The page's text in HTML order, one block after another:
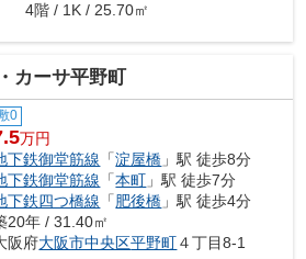
4階 / 1K / 25.70㎡
カーサ平野町
0
万円
下鉄御堂筋線 「淀屋橋 」駅 徒歩8分
下鉄御堂筋線 「本町 」駅 徒歩7分
下鉄四つ橋線 「肥後橋 」駅 徒歩4分
20年 / 31.40㎡
阪府大阪市中央区平野町４丁目8-1